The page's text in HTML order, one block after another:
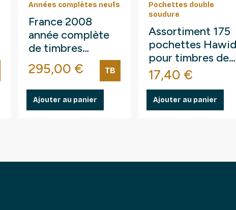
Années complètes neufs
France 2008
année complète
de timbres
neufs**.
Prix
295,00 € TB
Ajouter au panier
Pochettes double
soudure
Assortiment 175
pochettes Hawid
pour timbres de
France.
Prix
17,40 €
Ajouter au panier